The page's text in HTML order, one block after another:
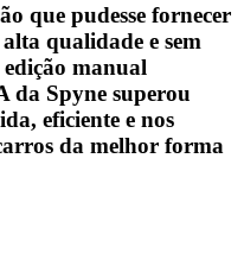
que pudesse fornecer
qualidade e sem
edição manual
da Spyne superou
eficiente e nos
da melhor forma